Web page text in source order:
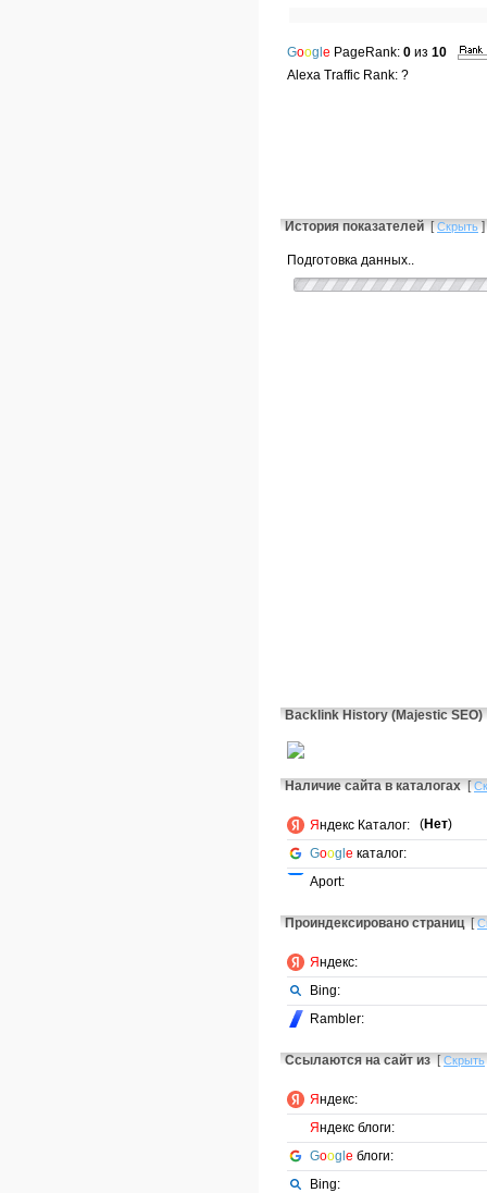
Google PageRank: 0 из 10
Alexa Traffic Rank: ?
История показателей [Скрыть]
Подготовка данных..
Backlink History (Majestic SEO)
Наличие сайта в каталогах [
Яндекс Каталог: (Нет)
Google каталог:
Aport:
Проиндексировано страниц [
Яндекс:
Bing:
Rambler:
Ссылаются на сайт из [Скрыть
Яндекс:
Яндекс блоги:
Google блоги:
Bing: